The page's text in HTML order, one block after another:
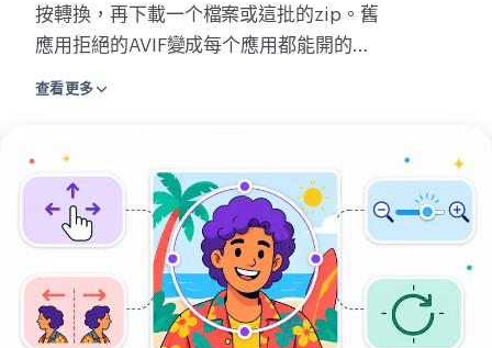
JPG轉PDF
按轉換，再下載一个檔案或這批的zip。舊
應用拒絕的AVIF變成每个應用都能開的
JPG。一張圖在頁面上就地轉換，不發送任
有透明，所以任何半透明的區域都會出來
是白的。它讀取AVIF，以及它们的一整
批，並返回一个JPG或這批的zip。沒有要
學的也沒有要裝的。放入你的AVIF並轉
換。
查看更多